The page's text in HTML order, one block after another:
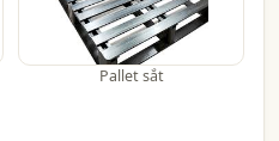
Pallet sắt